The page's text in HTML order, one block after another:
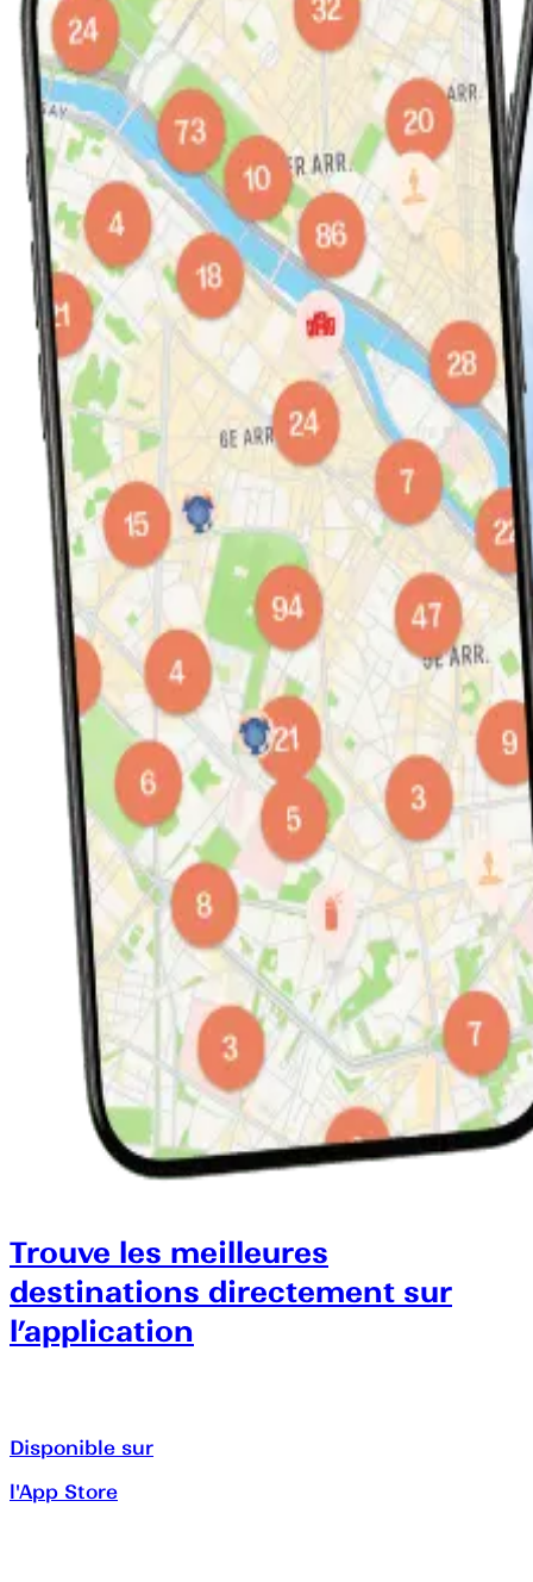
Trouve les meilleures
destinations directement sur
l’application
Disponible sur
l'App Store